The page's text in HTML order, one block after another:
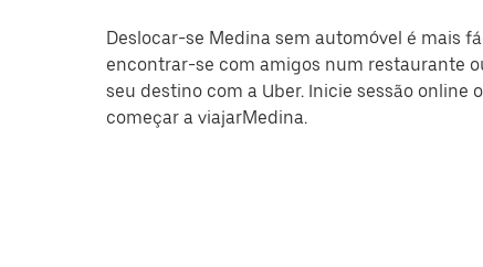
Deslocar-se Medina sem automóvel é mais
encontrar-se com amigos num restaurante
seu destino com a Uber. Inicie sessão
começar a viajarMedina.